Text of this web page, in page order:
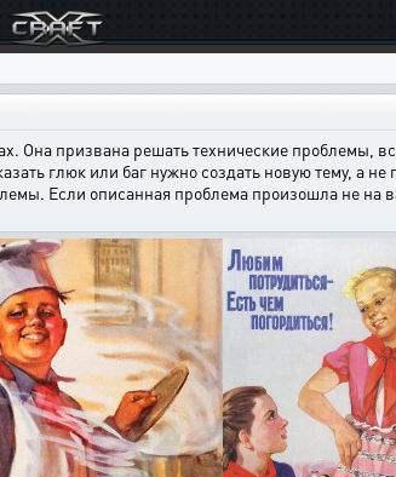
призвана решать технические проблемы,
глюк или баг нужно создать новую тему, а
Если описанная проблема произошла не на